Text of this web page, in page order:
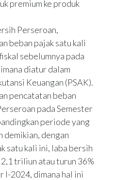
premium ke produk
Perseroan,
beban pajak satu kali
sebelumnya pada
diatur dalam
Keuangan (PSAK).
pencatatan beban
pada Semester
periode yang
demikian, dengan
satu kali ini, laba bersih
triliun atau turun 36%
I-2024, dimana hal ini